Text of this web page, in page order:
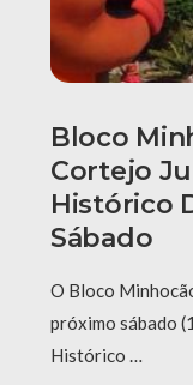
Bloco
Cortejo
Histórico
Sábado
O Bloco
próximo sábado
Histórico …